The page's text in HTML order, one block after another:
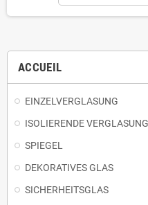
ACCUEIL
EINZELVERGLASUNG
ISOLIERENDE VERGLASUNG
SPIEGEL
DEKORATIVES GLAS
SICHERHEITSGLAS